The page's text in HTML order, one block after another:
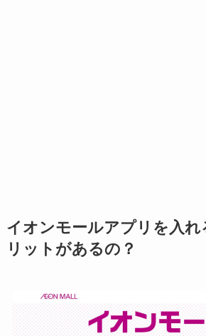
イオンモールアプリを入れ
リットがあるの？